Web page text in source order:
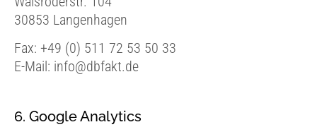
30853 Langenhagen
Fax: +49 (0) 511 72 53 50 33
E-Mail: info@dbfakt.de
6. Google Analytics